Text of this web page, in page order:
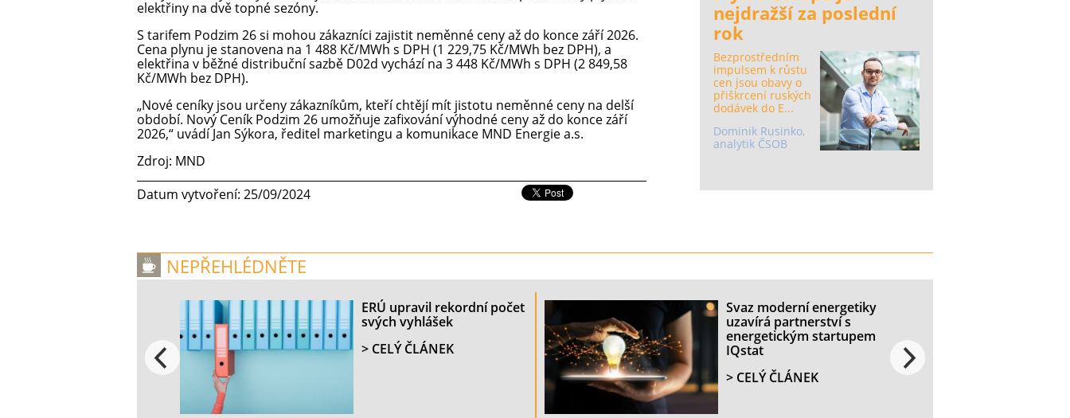
elektřiny na dvě topné sezóny.
S tarifem Podzim 26 si mohou zákazníci zajistit neměnné ceny až do konce září 2026.
Cena plynu je stanovena na 1 488 Kč/MWh s DPH (1 229,75 Kč/MWh bez DPH), a
elektřina v běžné distribuční sazbě D02d vychází na 3 448 Kč/MWh s DPH (2 849,58
Kč/MWh bez DPH).
„Nové ceníky jsou určeny zákazníkům, kteří chtějí mít jistotu neměnné ceny na delší
období. Nový Ceník Podzim 26 umožňuje zafixování výhodné ceny až do konce září
2026,“ uvádí Jan Sýkora, ředitel marketingu a komunikace MND Energie a.s.
Zdroj: MND
Datum vytvoření: 25/09/2024
nejdražší za poslední
rok
Bezprostředním
impulsem k růstu
cen jsou obavy o
přiškrcení ruských
dodávek do E...
Dominik Rusinko,
analytik ČSOB
NEPŘEHLÉDNĚTE
ERÚ upravil rekordní počet
svých vyhlášek
> CELÝ ČLÁNEK
Svaz moderní energetiky
uzavírá partnerství s
energetickým startupem
IQstat
> CELÝ ČLÁNEK